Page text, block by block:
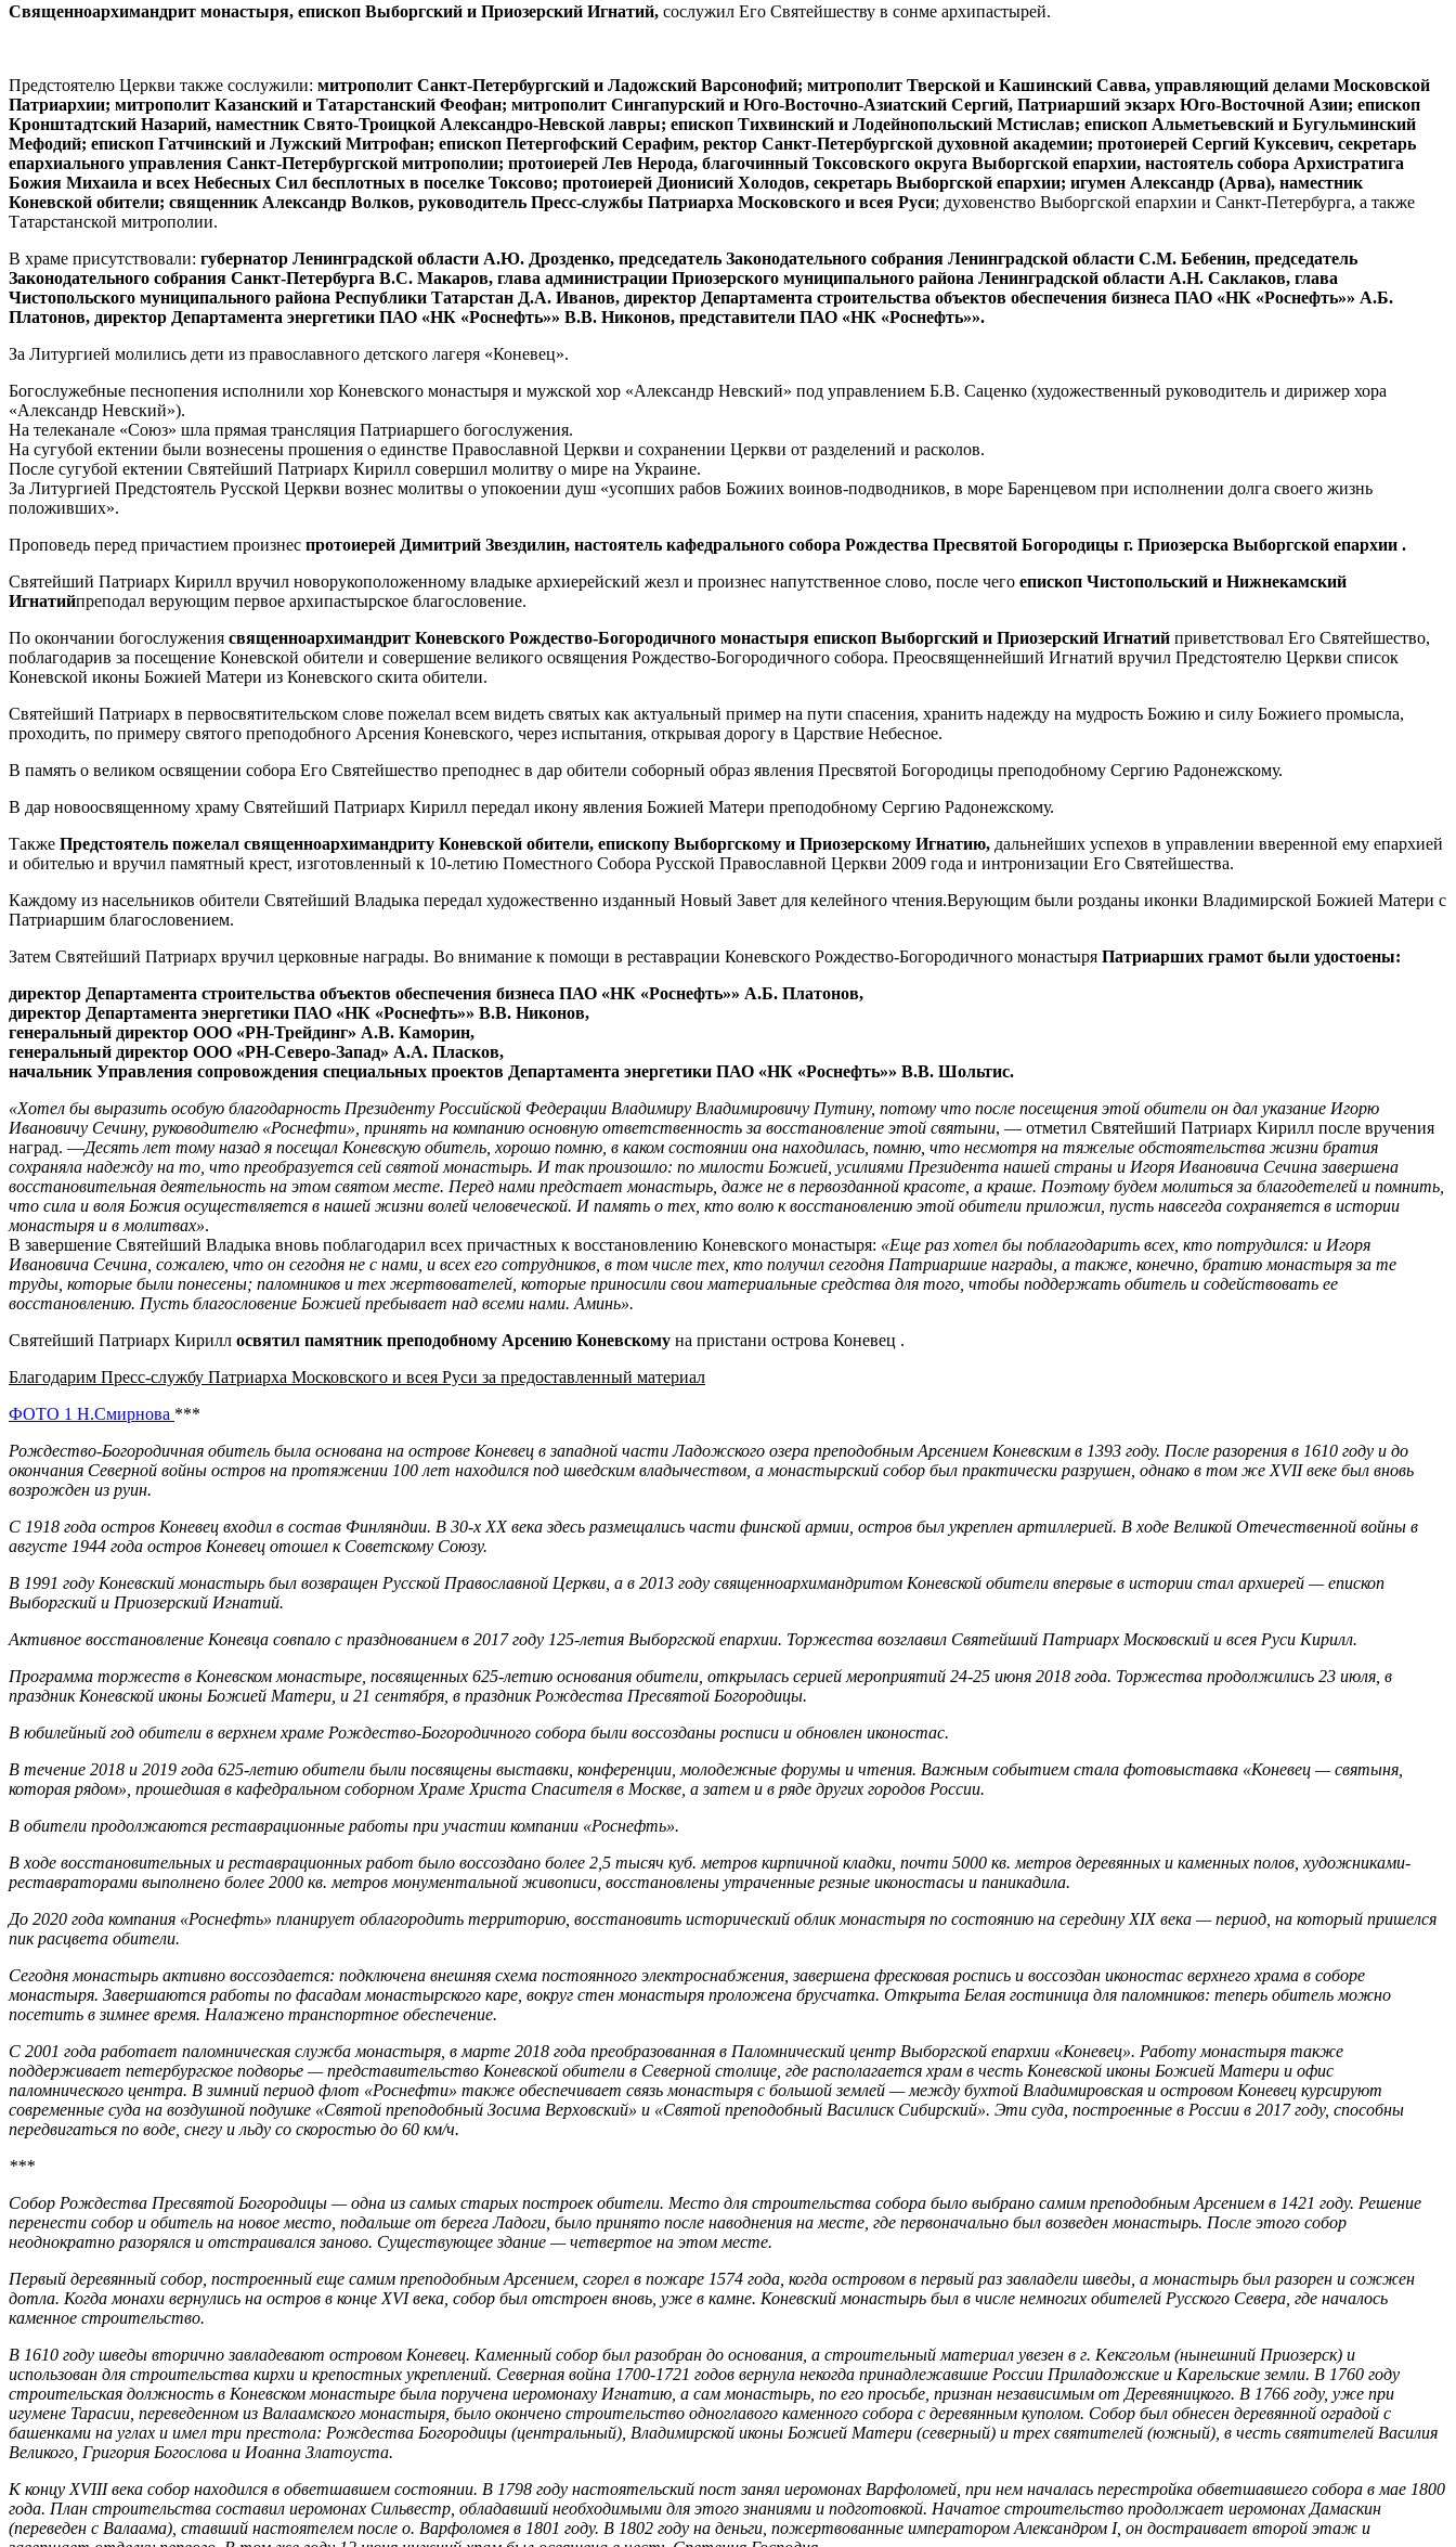
Священноархимандрит монастыря, епископ Выборгский и Приозерский Игнатий, сослужил Его Святейшеству в сонме архипастырей.
Предстоятелю Церкви также сослужили: митрополит Санкт-Петербургский и Ладожский Варсонофий; митрополит Тверской и Кашинский Савва, управляющий делами Московской
Патриархии; митрополит Казанский и Татарстанский Феофан; митрополит Сингапурский и Юго-Восточно-Азиатский Сергий, Патриарший экзарх Юго-Восточной Азии; епископ
Кронштадтский Назарий, наместник Свято-Троицкой Александро-Невской лавры; епископ Тихвинский и Лодейнопольский Мстислав; епископ Альметьевский и Бугульминский
Мефодий; епископ Гатчинский и Лужский Митрофан; епископ Петергофский Серафим, ректор Санкт-Петербургской духовной академии; протоиерей Сергий Куксевич, секретарь
епархиального управления Санкт-Петербургской митрополии; протоиерей Лев Нерода, благочинный Токсовского округа Выборгской епархии, настоятель собора Архистратига
Божия Михаила и всех Небесных Сил бесплотных в поселке Токсово; протоиерей Дионисий Холодов, секретарь Выборгской епархии; игумен Александр (Арва), наместник
Коневской обители; священник Александр Волков, руководитель Пресс-службы Патриарха Московского и всея Руси; духовенство Выборгской епархии и Санкт-Петербурга, а также
Татарстанской митрополии.
В храме присутствовали: губернатор Ленинградской области А.Ю. Дрозденко, председатель Законодательного собрания Ленинградской области С.М. Бебенин, председатель
Законодательного собрания Санкт-Петербурга В.С. Макаров, глава администрации Приозерского муниципального района Ленинградской области А.Н. Саклаков, глава
Чистопольского муниципального района Республики Татарстан Д.А. Иванов, директор Департамента строительства объектов обеспечения бизнеса ПАО «НК «Роснефть»» А.Б.
Платонов, директор Департамента энергетики ПАО «НК «Роснефть»» В.В. Никонов, представители ПАО «НК «Роснефть»».
За Литургией молились дети из православного детского лагеря «Коневец».
Богослужебные песнопения исполнили хор Коневского монастыря и мужской хор «Александр Невский» под управлением Б.В. Саценко (художественный руководитель и дирижер хора
«Александр Невский»).
На телеканале «Союз» шла прямая трансляция Патриаршего богослужения.
На сугубой ектении были вознесены прошения о единстве Православной Церкви и сохранении Церкви от разделений и расколов.
После сугубой ектении Святейший Патриарх Кирилл совершил молитву о мире на Украине.
За Литургией Предстоятель Русской Церкви вознес молитвы о упокоении душ «усопших рабов Божиих воинов-подводников, в море Баренцевом при исполнении долга своего жизнь
положивших».
Проповедь перед причастием произнес протоиерей Димитрий Звездилин, настоятель кафедрального собора Рождества Пресвятой Богородицы г. Приозерска Выборгской епархии .
Святейший Патриарх Кирилл вручил новорукоположенному владыке архиерейский жезл и произнес напутственное слово, после чего епископ Чистопольский и Нижнекамский
Игнатийпреподал верующим первое архипастырское благословение.
По окончании богослужения священноархимандрит Коневского Рождество-Богородичного монастыря епископ Выборгский и Приозерский Игнатий приветствовал Его Святейшество,
поблагодарив за посещение Коневской обители и совершение великого освящения Рождество-Богородичного собора. Преосвященнейший Игнатий вручил Предстоятелю Церкви список
Коневской иконы Божией Матери из Коневского скита обители.
Святейший Патриарх в первосвятительском слове пожелал всем видеть святых как актуальный пример на пути спасения, хранить надежду на мудрость Божию и силу Божиего промысла,
проходить, по примеру святого преподобного Арсения Коневского, через испытания, открывая дорогу в Царствие Небесное.
В память о великом освящении собора Его Святейшество преподнес в дар обители соборный образ явления Пресвятой Богородицы преподобному Сергию Радонежскому.
В дар новоосвященному храму Святейший Патриарх Кирилл передал икону явления Божией Матери преподобному Сергию Радонежскому.
Также Предстоятель пожелал священноархимандриту Коневской обители, епископу Выборгскому и Приозерскому Игнатию, дальнейших успехов в управлении вверенной ему епархией
и обителью и вручил памятный крест, изготовленный к 10-летию Поместного Собора Русской Православной Церкви 2009 года и интронизации Его Святейшества.
Каждому из насельников обители Святейший Владыка передал художественно изданный Новый Завет для келейного чтения.Верующим были розданы иконки Владимирской Божией Матери с
Патриаршим благословением.
Затем Святейший Патриарх вручил церковные награды. Во внимание к помощи в реставрации Коневского Рождество-Богородичного монастыря Патриарших грамот были удостоены:
директор Департамента строительства объектов обеспечения бизнеса ПАО «НК «Роснефть»» А.Б. Платонов,
директор Департамента энергетики ПАО «НК «Роснефть»» В.В. Никонов,
генеральный директор ООО «РН-Трейдинг» А.В. Каморин,
генеральный директор ООО «РН-Северо-Запад» А.А. Пласков,
начальник Управления сопровождения специальных проектов Департамента энергетики ПАО «НК «Роснефть»» В.В. Шольтис.
«Хотел бы выразить особую благодарность Президенту Российской Федерации Владимиру Владимировичу Путину, потому что после посещения этой обители он дал указание Игорю
Ивановичу Сечину, руководителю «Роснефти», принять на компанию основную ответственность за восстановление этой святыни, — отметил Святейший Патриарх Кирилл после вручения
наград. —Десять лет тому назад я посещал Коневскую обитель, хорошо помню, в каком состоянии она находилась, помню, что несмотря на тяжелые обстоятельства жизни братия
сохраняла надежду на то, что преобразуется сей святой монастырь. И так произошло: по милости Божией, усилиями Президента нашей страны и Игоря Ивановича Сечина завершена
восстановительная деятельность на этом святом месте. Перед нами предстает монастырь, даже не в первозданной красоте, а краше. Поэтому будем молиться за благодетелей и помнить,
что сила и воля Божия осуществляется в нашей жизни волей человеческой. И память о тех, кто волю к восстановлению этой обители приложил, пусть навсегда сохраняется в истории
монастыря и в молитвах».
В завершение Святейший Владыка вновь поблагодарил всех причастных к восстановлению Коневского монастыря: «Еще раз хотел бы поблагодарить всех, кто потрудился: и Игоря
Ивановича Сечина, сожалею, что он сегодня не с нами, и всех его сотрудников, в том числе тех, кто получил сегодня Патриаршие награды, а также, конечно, братию монастыря за те
труды, которые были понесены; паломников и тех жертвователей, которые приносили свои материальные средства для того, чтобы поддержать обитель и содействовать ее
восстановлению. Пусть благословение Божией пребывает над всеми нами. Аминь».
Святейший Патриарх Кирилл освятил памятник преподобному Арсению Коневскому на пристани острова Коневец .
Благодарим Пресс-службу Патриарха Московского и всея Руси за предоставленный материал
ФОТО 1 Н.Смирнова ***
Рождество-Богородичная обитель была основана на острове Коневец в западной части Ладожского озера преподобным Арсением Коневским в 1393 году. После разорения в 1610 году и до
окончания Северной войны остров на протяжении 100 лет находился под шведским владычеством, а монастырский собор был практически разрушен, однако в том же XVII веке был вновь
возрожден из руин.
С 1918 года остров Коневец входил в состав Финляндии. В 30-х ХХ века здесь размещались части финской армии, остров был укреплен артиллерией. В ходе Великой Отечественной войны в
августе 1944 года остров Коневец отошел к Советскому Союзу.
В 1991 году Коневский монастырь был возвращен Русской Православной Церкви, а в 2013 году священноархимандритом Коневской обители впервые в истории стал архиерей — епископ
Выборгский и Приозерский Игнатий.
Активное восстановление Коневца совпало с празднованием в 2017 году 125-летия Выборгской епархии. Торжества возглавил Святейший Патриарх Московский и всея Руси Кирилл.
Программа торжеств в Коневском монастыре, посвященных 625-летию основания обители, открылась серией мероприятий 24-25 июня 2018 года. Торжества продолжились 23 июля, в
праздник Коневской иконы Божией Матери, и 21 сентября, в праздник Рождества Пресвятой Богородицы.
В юбилейный год обители в верхнем храме Рождество-Богородичного собора были воссозданы росписи и обновлен иконостас.
В течение 2018 и 2019 года 625-летию обители были посвящены выставки, конференции, молодежные форумы и чтения. Важным событием стала фотовыставка «Коневец — святыня,
которая рядом», прошедшая в кафедральном соборном Храме Христа Спасителя в Москве, а затем и в ряде других городов России.
В обители продолжаются реставрационные работы при участии компании «Роснефть».
В ходе восстановительных и реставрационных работ было воссоздано более 2,5 тысяч куб. метров кирпичной кладки, почти 5000 кв. метров деревянных и каменных полов, художниками-
реставраторами выполнено более 2000 кв. метров монументальной живописи, восстановлены утраченные резные иконостасы и паникадила.
До 2020 года компания «Роснефть» планирует облагородить территорию, восстановить исторический облик монастыря по состоянию на середину XIX века — период, на который пришелся
пик расцвета обители.
Сегодня монастырь активно воссоздается: подключена внешняя схема постоянного электроснабжения, завершена фресковая роспись и воссоздан иконостас верхнего храма в соборе
монастыря. Завершаются работы по фасадам монастырского каре, вокруг стен монастыря проложена брусчатка. Открыта Белая гостиница для паломников: теперь обитель можно
посетить в зимнее время. Налажено транспортное обеспечение.
С 2001 года работает паломническая служба монастыря, в марте 2018 года преобразованная в Паломнический центр Выборгской епархии «Коневец». Работу монастыря также
поддерживает петербургское подворье — представительство Коневской обители в Северной столице, где располагается храм в честь Коневской иконы Божией Матери и офис
паломнического центра. В зимний период флот «Роснефти» также обеспечивает связь монастыря с большой землей — между бухтой Владимировская и островом Коневец курсируют
современные суда на воздушной подушке «Святой преподобный Зосима Верховский» и «Святой преподобный Василиск Сибирский». Эти суда, построенные в России в 2017 году, способны
передвигаться по воде, снегу и льду со скоростью до 60 км/ч.
***
Собор Рождества Пресвятой Богородицы — одна из самых старых построек обители. Место для строительства собора было выбрано самим преподобным Арсением в 1421 году. Решение
перенести собор и обитель на новое место, подальше от берега Ладоги, было принято после наводнения на месте, где первоначально был возведен монастырь. После этого собор
неоднократно разорялся и отстраивался заново. Существующее здание — четвертое на этом месте.
Первый деревянный собор, построенный еще самим преподобным Арсением, сгорел в пожаре 1574 года, когда островом в первый раз завладели шведы, а монастырь был разорен и сожжен
дотла. Когда монахи вернулись на остров в конце XVI века, собор был отстроен вновь, уже в камне. Коневский монастырь был в числе немногих обителей Русского Севера, где началось
каменное строительство.
В 1610 году шведы вторично завладевают островом Коневец. Каменный собор был разобран до основания, а строительный материал увезен в г. Кексгольм (нынешний Приозерск) и
использован для строительства кирхи и крепостных укреплений. Северная война 1700-1721 годов вернула некогда принадлежавшие России Приладожские и Карельские земли. В 1760 году
строительская должность в Коневском монастыре была поручена иеромонаху Игнатию, а сам монастырь, по его просьбе, признан независимым от Деревяницкого. В 1766 году, уже при
игумене Тарасии, переведенном из Валаамского монастыря, было окончено строительство одноглавого каменного собора с деревянным куполом. Собор был обнесен деревянной оградой с
башенками на углах и имел три престола: Рождества Богородицы (центральный), Владимирской иконы Божией Матери (северный) и трех святителей (южный), в честь святителей Василия
Великого, Григория Богослова и Иоанна Златоуста.
К концу XVIII века собор находился в обветшавшем состоянии. В 1798 году настоятельский пост занял иеромонах Варфоломей, при нем началась перестройка обветшавшего собора в мае 1800
года. План строительства составил иеромонах Сильвестр, обладавший необходимыми для этого знаниями и подготовкой. Начатое строительство продолжает иеромонах Дамаскин
(переведен с Валаама), ставший настоятелем после о. Варфоломея в 1801 году. В 1802 году на деньги, пожертвованные императором Александром I, он достраивает второй этаж и